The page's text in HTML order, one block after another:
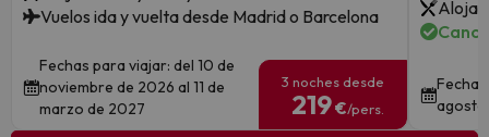
Vuelos ida y vuelta desde Madrid o Barcelona
Fechas para viajar: del 10 de
noviembre de 2026 al 11 de
marzo de 2027
3 noches desde
219€/pers.
agosto